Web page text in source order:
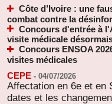
Côte d’Ivoire : une
combat contre la
Concours d'entrée à
visite médicale
Concours ENSOA
visites médicales
CEPE - 04/07/2026
Affectation en 6e et en
dates et les